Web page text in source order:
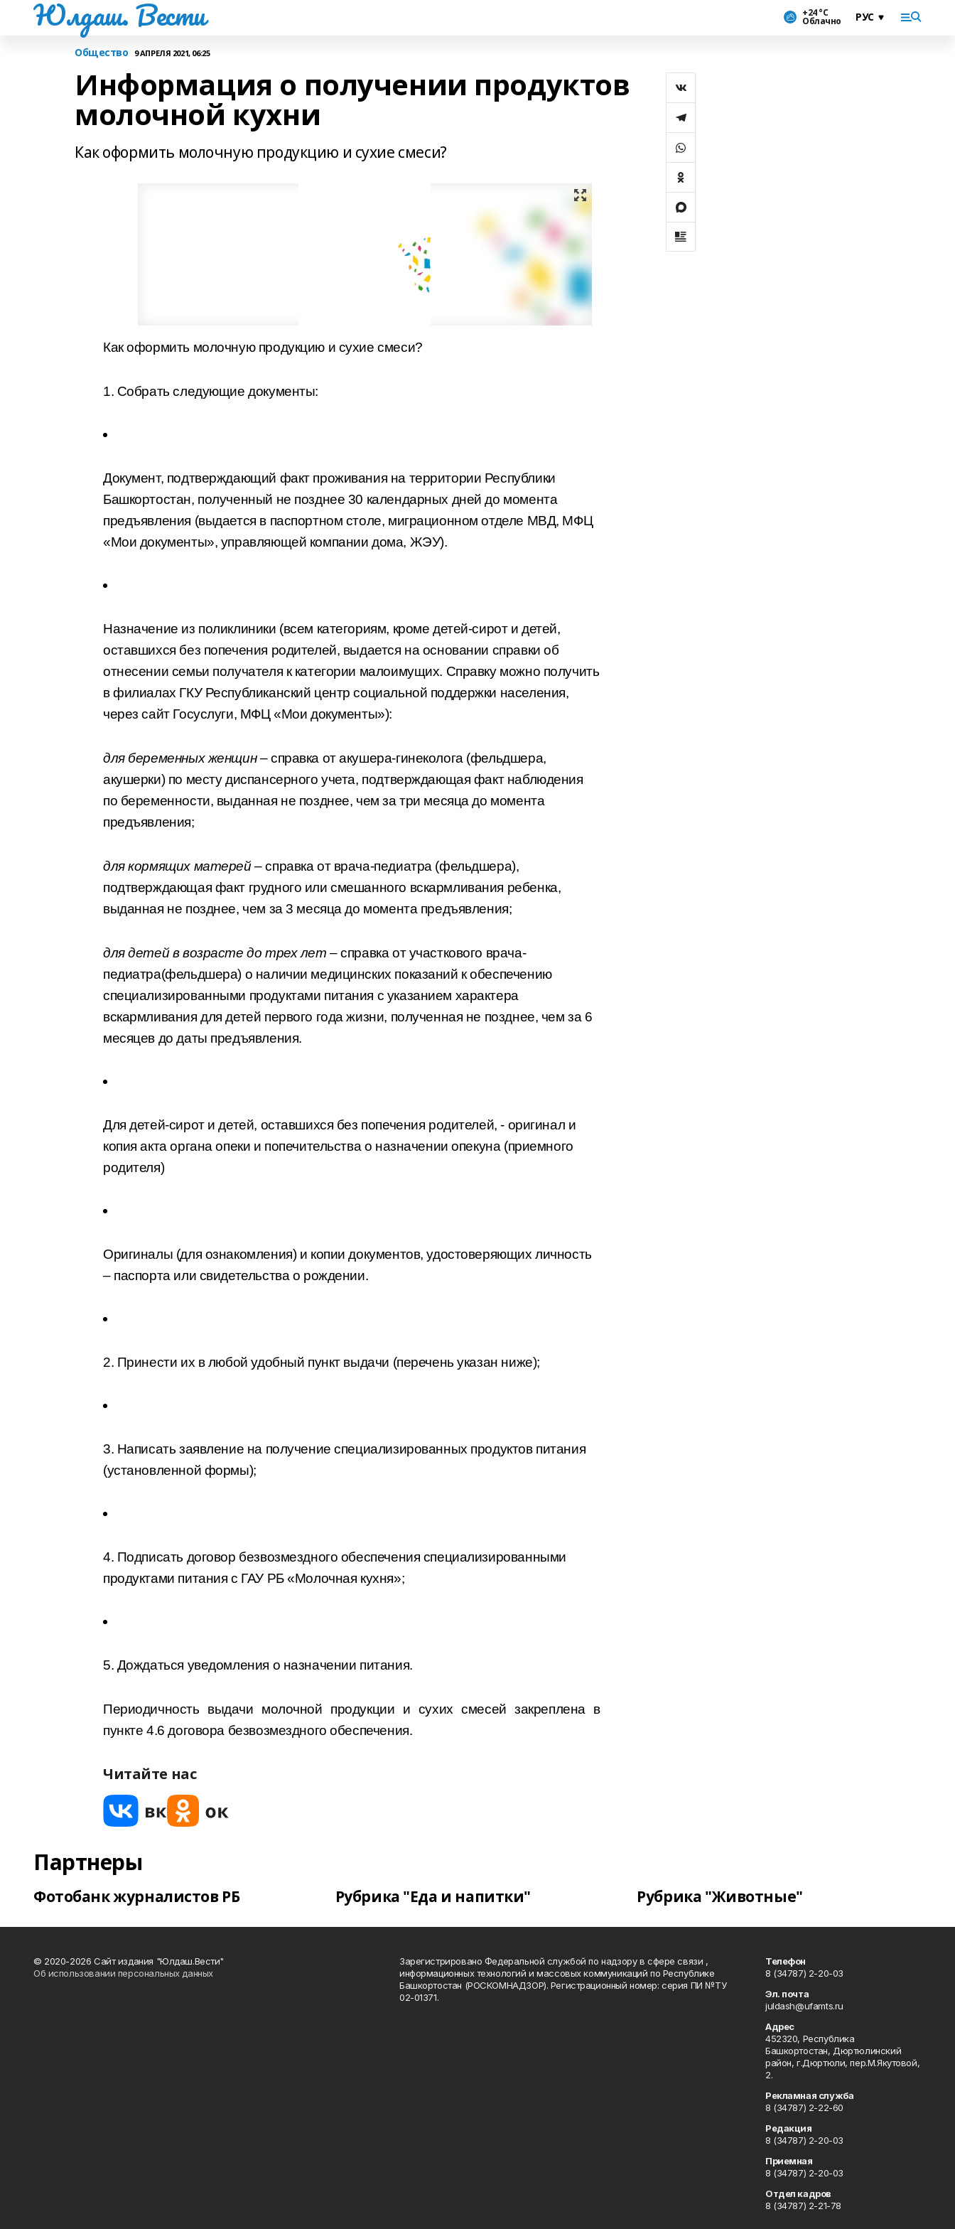
Юлдаш. Вести +24 °С
Облачно
Общество 9 АПРЕЛЯ 2021, 06:25
Информация о получении продуктов
молочной кухни
Как оформить молочную продукцию и сухие смеси?
Как оформить молочную продукцию и сухие смеси?
1. Собрать следующие документы:
Документ, подтверждающий факт проживания на территории Республики
Башкортостан, полученный не позднее 30 календарных дней до момента
предъявления (выдается в паспортном столе, миграционном отделе МВД, МФЦ
«Мои документы», управляющей компании дома, ЖЭУ).
Назначение из поликлиники (всем категориям, кроме детей-сирот и детей,
оставшихся без попечения родителей, выдается на основании справки об
отнесении семьи получателя к категории малоимущих. Справку можно получить
в филиалах ГКУ Республиканский центр социальной поддержки населения,
через сайт Госуслуги, МФЦ «Мои документы»):
для беременных женщин– справка от акушера-гинеколога (фельдшера,
акушерки) по месту диспансерного учета, подтверждающая факт наблюдения
по беременности, выданная не позднее, чем за три месяца до момента
предъявления;
для кормящих матерей – справка от врача-педиатра (фельдшера),
подтверждающая факт грудного или смешанного вскармливания ребенка,
выданная не позднее, чем за 3 месяца до момента предъявления;
для детей в возрасте до трех лет – справка от участкового врача-
педиатра(фельдшера) о наличии медицинских показаний к обеспечению
специализированными продуктами питания с указанием характера
вскармливания для детей первого года жизни, полученная не позднее, чем за 6
месяцев до даты предъявления.
Для детей-сирот и детей, оставшихся без попечения родителей, - оригинал и
копия акта органа опеки и попечительства о назначении опекуна (приемного
родителя)
Оригиналы (для ознакомления) и копии документов, удостоверяющих личность
– паспорта или свидетельства о рождении.
2. Принести их в любой удобный пункт выдачи (перечень указан ниже);
3. Написать заявление на получение специализированных продуктов питания
(установленной формы);
4. Подписать договор безвозмездного обеспечения специализированными
продуктами питания с ГАУ РБ «Молочная кухня»;
5. Дождаться уведомления о назначении питания.
Периодичность выдачи молочной продукции и сухих смесей закреплена в
пункте 4.6 договора безвозмездного обеспечения.
Читайте нас
Партнеры
Фотобанк журналистов РБ Рубрика "Еда и напитки" Рубрика "Животные"
© 2020-2026 Сайт издания "Юлдаш.Вести"
Об использовании персональных данных
Зарегистрировано Федеральной службой по надзору в сфере связи ,
информационных технологий и массовых коммуникаций по Республике
Башкортостан (РОСКОМНАДЗОР). Регистрационный номер: серия ПИ №ТУ
02-01371.
Телефон
8 (34787) 2-20-03
Эл. почта
juldash@ufamts.ru
Адрес
452320, Республика
Башкортостан, Дюртюлинский
район, г.Дюртюли, пер.М.Якутовой,
2.
Рекламная служба
8 (34787) 2-22-60
Редакция
8 (34787) 2-20-03
Приемная
8 (34787) 2-20-03
Отдел кадров
8 (34787) 2-21-78